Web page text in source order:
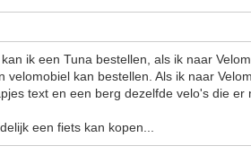
ik een Tuna bestellen, als ik naar
velomobiel kan bestellen. Als ik naar
text en een berg dezelfde velo's die er
een fiets kan kopen...